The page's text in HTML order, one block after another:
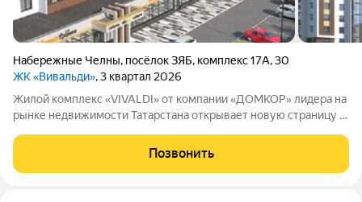
Набережные Челны, посёлок ЗЯБ, комплекс 17А,30
ЖК «Вивальди», 3 квартал 2026
Жилой комплекс «VIVALDI» от компании «ДОМКОР» лидера на
рынке недвижимости Татарстана открывает новую страницу в
необходимое для динамичной и успешной жизни.
Архитектурное решение сочетает
Позвонить